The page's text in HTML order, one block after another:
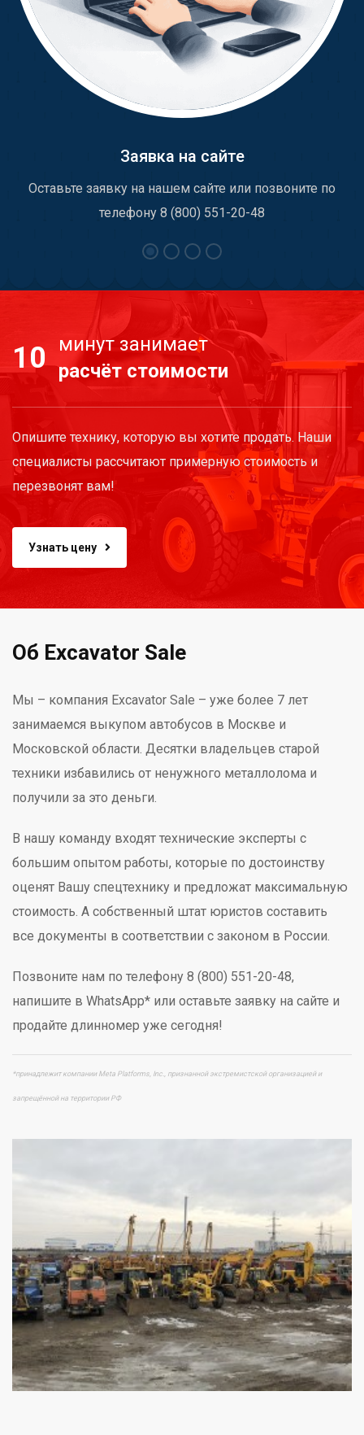
Заявка на сайте
Оставьте заявку на нашем сайте или позвоните по
телефону 8 (800) 551-20-48
10
минут занимает
расчёт стоимости
Опишите технику, которую вы хотите продать. Наши
специалисты рассчитают примерную стоимость и
перезвонят вам!
Узнать цену
Об Excavator Sale
Мы – компания Excavator Sale – уже более 7 лет
занимаемся выкупом автобусов в Москве и
Московской области. Десятки владельцев старой
техники избавились от ненужного металлолома и
получили за это деньги.
В нашу команду входят технические эксперты с
большим опытом работы, которые по достоинству
оценят Вашу спецтехнику и предложат максимальную
стоимость. А собственный штат юристов составить
все документы в соответствии с законом в России.
Позвоните нам по телефону 8 (800) 551-20-48,
напишите в WhatsApp* или оставьте заявку на сайте и
продайте длинномер уже сегодня!
*принадлежит компании Meta Platforms, Inc., признанной экстремистской организацией и
запрещённой на территории РФ